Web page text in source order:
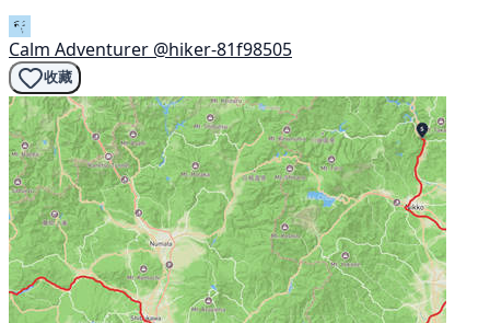
Calm Adventurer @hiker-81f98505
收藏